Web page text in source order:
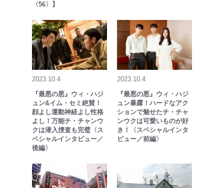
〈56〉】
2023.10.4
『最悪の悪』ウィ・ハジ
ュン&イム・セミ絶賛！
顔よし運動神経よし性格
よし！万能チ・チャンウ
クは潜入捜査も完璧〈ス
ペシャルインタビュー／
後編〉
2023.10.4
『最悪の悪』ウィ・ハジ
ュン暴露！ハードなアク
ションで魅せたチ・チャ
ンウクは可愛いものが好
き！〈スペシャルインタ
ビュー／前編〉